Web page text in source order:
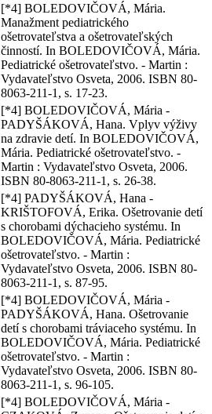
[*4] BOLEDOVIČOVÁ, Mária.
Manažment pediatrického
ošetrovateľstva a ošetrovateľských
činností. In BOLEDOVIČOVÁ, Mária.
Pediatrické ošetrovateľstvo. - Martin :
Vydavateľstvo Osveta, 2006. ISBN 80-
8063-211-1, s. 17-23.
[*4] BOLEDOVIČOVÁ, Mária -
PADYŠÁKOVÁ, Hana. Vplyv výživy
na zdravie detí. In BOLEDOVIČOVÁ,
Mária. Pediatrické ošetrovateľstvo. -
Martin : Vydavateľstvo Osveta, 2006.
ISBN 80-8063-211-1, s. 26-38.
[*4] PADYŠÁKOVÁ, Hana -
KRIŠTOFOVÁ, Erika. Ošetrovanie detí
s chorobami dýchacieho systému. In
BOLEDOVIČOVÁ, Mária. Pediatrické
ošetrovateľstvo. - Martin :
Vydavateľstvo Osveta, 2006. ISBN 80-
8063-211-1, s. 87-95.
[*4] BOLEDOVIČOVÁ, Mária -
PADYŠÁKOVÁ, Hana. Ošetrovanie
detí s chorobami tráviaceho systému. In
BOLEDOVIČOVÁ, Mária. Pediatrické
ošetrovateľstvo. - Martin :
Vydavateľstvo Osveta, 2006. ISBN 80-
8063-211-1, s. 96-105.
[*4] BOLEDOVIČOVÁ, Mária -